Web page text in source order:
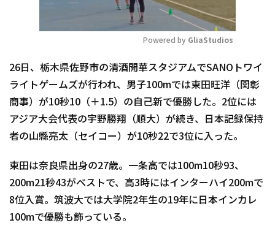
Mute
Powered by GliaStudios
26日、栃木県佐野市の清酒開華スタジアムでSANOトワイ
ライトゲームズが行われ、男子100mでは東田旺洋（関彰
商事）が10秒10（＋1.5）の自己新で優勝した。2位には
アジア大会代表の宇野勝翔（順大）が続き、日本記録保持
者の山縣亮太（セイコー）が10秒22で3位に入った。
東田は奈良県出身の27歳。一条高では100m10秒93、
200m21秒43がベストで、高3時にはインターハイ200mで
8位入賞。筑波大では大学院2年生の19年に日本インカレ
100mで優勝も飾っている。